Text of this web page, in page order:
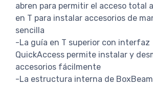
abren para permitir el acceso total
en T para instalar accesorios de
sencilla
-La guía en T superior con interfaz
QuickAccess permite instalar y
accesorios fácilmente
-La estructura interna de